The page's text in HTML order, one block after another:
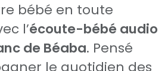
bébé en toute
l’écoute-bébé audio
de Béaba. Pensé